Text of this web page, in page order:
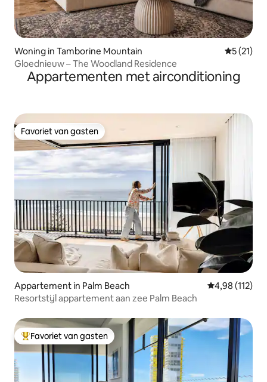
Woning in Tamborine Mountain
5 (21)
Gloednieuw – The Woodland Residence
Appartementen met airconditioning
Favoriet van gasten
Favoriet van gasten
Appartement in Palm Beach Gemiddelde
4,98 (112)
Resortstijl appartement aan zee Palm Beach
Topfavoriet van gasten
Favoriet van gasten